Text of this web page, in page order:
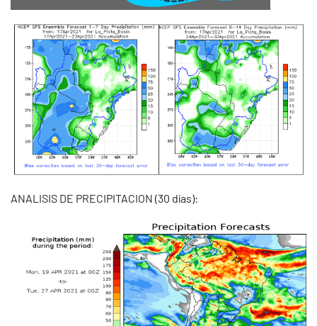
ANALISIS DE PRECIPITACION (30 días):